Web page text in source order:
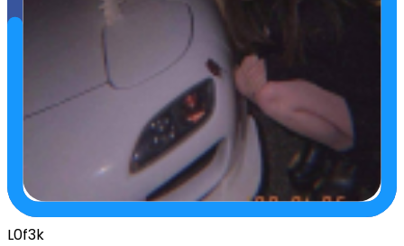
L0f3k